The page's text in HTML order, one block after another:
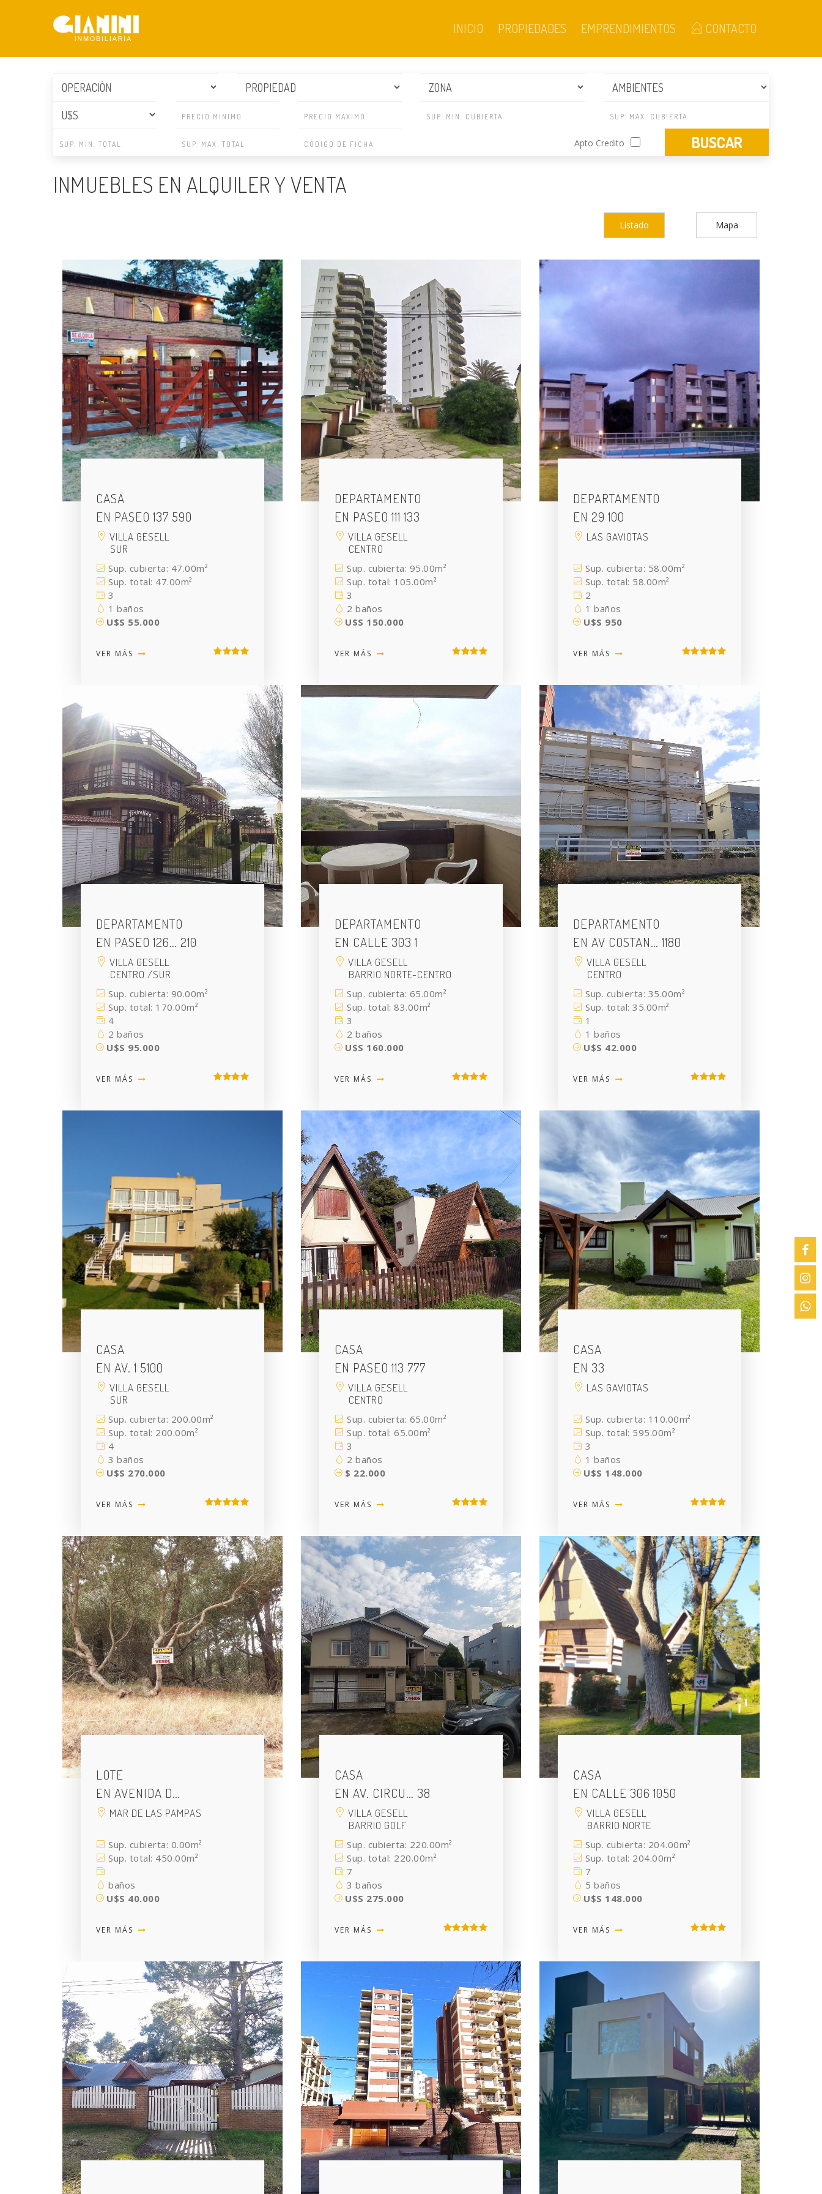
INICIO PROPIEDADES EMPRENDIMIENTOS CONTACTO
Apto Credito
INMUEBLES EN ALQUILER Y VENTA
Listado Mapa
CASA
EN PASEO 137 590
VILLA GESELL
SUR
Sup. cubierta: 47.00m²
Sup. total: 47.00m²
3
1 baños
U$S 55.000
VER MÁS
DEPARTAMENTO
EN PASEO 111 133
VILLA GESELL
CENTRO
Sup. cubierta: 95.00m²
Sup. total: 105.00m²
3
2 baños
U$S 150.000
VER MÁS
DEPARTAMENTO
EN 29 100
LAS GAVIOTAS
Sup. cubierta: 58.00m²
Sup. total: 58.00m²
2
1 baños
U$S 950
VER MÁS
DEPARTAMENTO
EN PASEO 126… 210
VILLA GESELL
CENTRO /SUR
Sup. cubierta: 90.00m²
Sup. total: 170.00m²
4
2 baños
U$S 95.000
VER MÁS
DEPARTAMENTO
EN CALLE 303 1
VILLA GESELL
BARRIO NORTE-CENTRO
Sup. cubierta: 65.00m²
Sup. total: 83.00m²
3
2 baños
U$S 160.000
VER MÁS
DEPARTAMENTO
EN AV COSTAN… 1180
VILLA GESELL
CENTRO
Sup. cubierta: 35.00m²
Sup. total: 35.00m²
1
1 baños
U$S 42.000
VER MÁS
CASA
EN AV. 1 5100
VILLA GESELL
SUR
Sup. cubierta: 200.00m²
Sup. total: 200.00m²
4
3 baños
U$S 270.000
VER MÁS
CASA
EN PASEO 113 777
VILLA GESELL
CENTRO
Sup. cubierta: 65.00m²
Sup. total: 65.00m²
3
2 baños
$ 22.000
VER MÁS
CASA
EN 33
LAS GAVIOTAS
Sup. cubierta: 110.00m²
Sup. total: 595.00m²
3
1 baños
U$S 148.000
VER MÁS
LOTE
EN AVENIDA D…
MAR DE LAS PAMPAS
Sup. cubierta: 0.00m²
Sup. total: 450.00m²
baños
U$S 40.000
VER MÁS
CASA
EN AV. CIRCU… 38
VILLA GESELL
BARRIO GOLF
Sup. cubierta: 220.00m²
Sup. total: 220.00m²
7
3 baños
U$S 275.000
VER MÁS
CASA
EN CALLE 306 1050
VILLA GESELL
BARRIO NORTE
Sup. cubierta: 204.00m²
Sup. total: 204.00m²
7
5 baños
U$S 148.000
VER MÁS